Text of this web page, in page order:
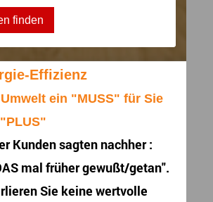
finden
Effizienz
ein "MUSS" für Sie
Kunden sagten nachher :
mal früher gewußt/getan".
Sie keine wertvolle